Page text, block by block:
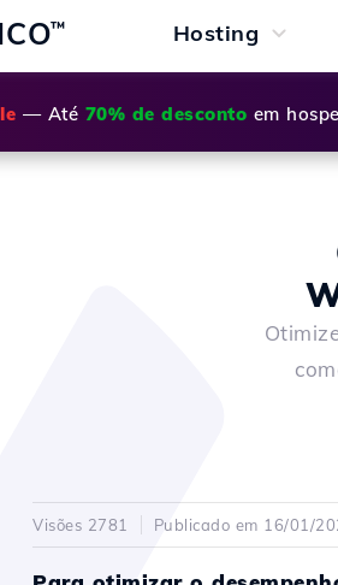
™ Hosting
— Até 70% de desconto em
Visões 2781 Publicado em 16/01/